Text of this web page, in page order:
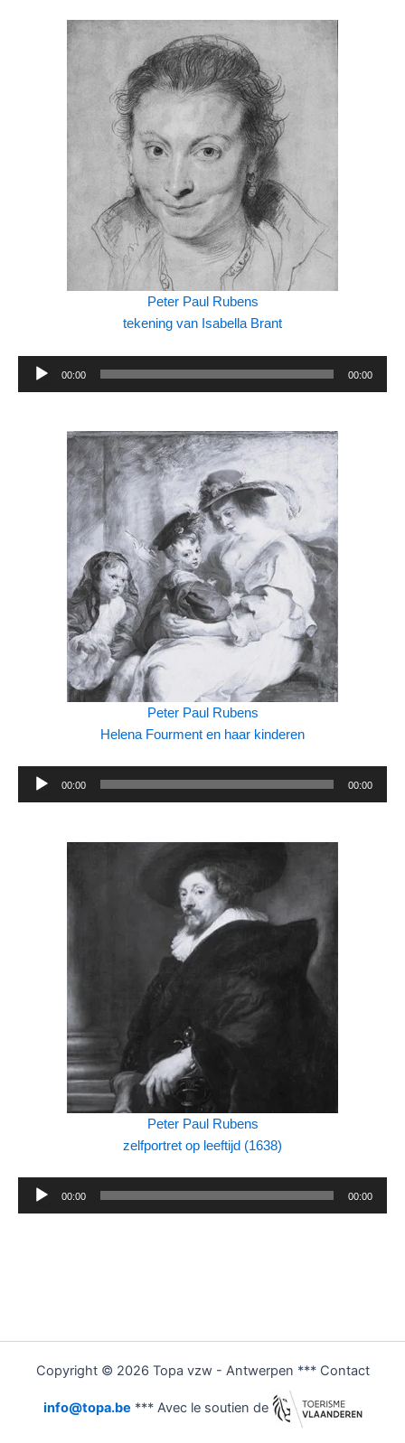
Peter Paul Rubens
tekening van Isabella Brant
Audiospeler
00:00 00:00
Peter Paul Rubens
Helena Fourment en haar kinderen
Audiospeler
00:00 00:00
Peter Paul Rubens
zelfportret op leeftijd (1638)
Audiospeler
00:00 00:00
Copyright © 2026 Topa vzw - Antwerpen *** Contact
info@topa.be *** Avec le soutien de